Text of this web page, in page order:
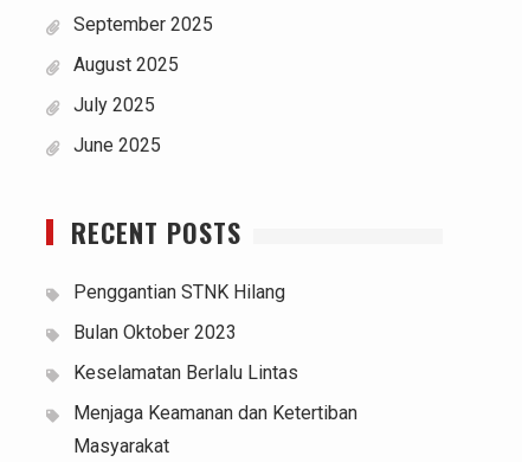
September 2025
August 2025
July 2025
June 2025
RECENT POSTS
Penggantian STNK Hilang
Bulan Oktober 2023
Keselamatan Berlalu Lintas
Menjaga Keamanan dan Ketertiban
Masyarakat